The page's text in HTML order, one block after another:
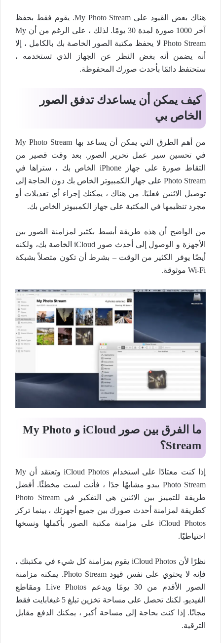
هناك بعض القيود على My Photo Stream. يقوم فقط بحفظ
آخر 1000 صورة لمدة 30 يومًا. لذلك ، على الرغم من أن My
Photo Stream لا يحفظ مكتبة الصور الخاصة بك بالكامل ، إلا
أنه يضمن أنه بغض النظر عن الجهاز الذي تستخدمه ،
ستحتفظ دائمًا بأحدث صورك المحفوظة.
كيف يمكن أن يساعدك تدفق الصور
الخاص بي
من أهم الطرق التي يمكن أن يساعد بها My Photo Stream
في تحسين سير عمل تحرير الصور. بعد وقت قصير من
التقاط صورة على جهاز iPhone الخاص بك ، ستراها في
Photo Stream على جهاز الكمبيوتر الخاص بك دون الحاجة إلى
توصيل الاثنين فعليًا. من هناك ، يمكنك إجراء أي تعديلات أو
مجرد تنظيمها في المكتبة على جهاز الكمبيوتر الخاص بك.
من الواضح أن هذه طريقة أبسط بكثير لمزامنة الصور بين
الأجهزة و الوصول إلى أحدث صور iCloud الخاصة بك، ولكنه
أيضًا يوفر الكثير من الوقت – بشرط أن تكون متصلاً بشبكة
Wi-Fi موثوقة.
ما الفرق بين صور iCloud و My Photo
Stream؟
إذا كنت معتادًا على استخدام iCloud Photos وتعتقد أن My
Photo Stream يبدو مشابهًا جدًا ، فأنت لست مخطئًا. أفضل
طريقة للتمييز بين الاثنين هي التفكير في Photo Stream
كطريقة لمزامنة أحدث صورك بين جميع أجهزتك ، بينما تركز
iCloud Photos على مزامنة مكتبة الصور بأكملها ونسخها
احتياطيًا.
نظرًا لأن iCloud Photos يقوم بمزامنة كل شيء في مكتبتك ،
فإنه لا يحتوي على نفس قيود Photo Stream. يمكنه مزامنة
الصور الأقدم من 30 يومًا ويدعم Live Photos ومقاطع
الفيديو. لكنك تحصل على مساحة تخزين تبلغ 5 غيغابايت فقط
مجانًا. إذا كنت بحاجة إلى مساحة أكبر ، يمكنك الدفع مقابل
الترقية.